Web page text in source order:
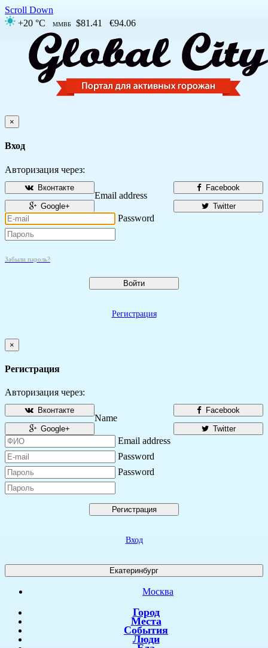
Scroll Down
+20 °C
ММВБ $81.41 €94.06
×
Вход
Авторизация через:
Facebook
Вконтакте
Twitter
Google+
Email address
Password
Забыли пароль?
Войти
Регистрация
×
Регистрация
Авторизация через:
Facebook
Вконтакте
Twitter
Google+
Name
Email address
Password
Password
Регистрация
Вход
Екатеринбург
Москва
Город
Места
События
Люди